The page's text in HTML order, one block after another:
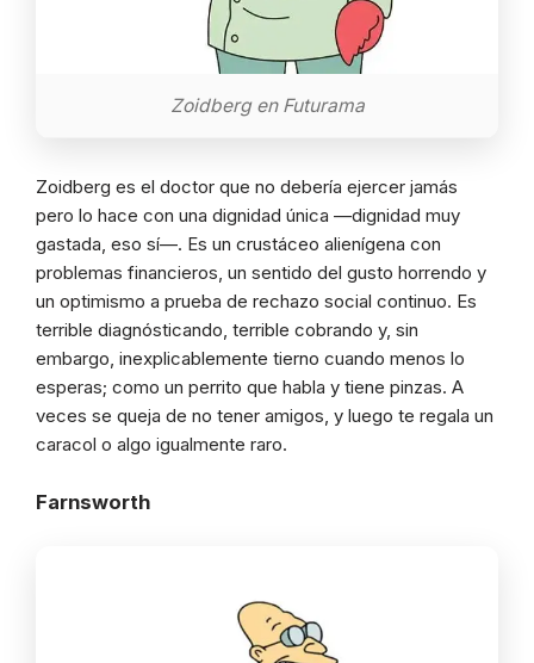
Zoidberg en Futurama
Zoidberg es el doctor que no debería ejercer jamás
pero lo hace con una dignidad única —dignidad muy
gastada, eso sí—. Es un crustáceo alienígena con
problemas financieros, un sentido del gusto horrendo y
un optimismo a prueba de rechazo social continuo. Es
terrible diagnósticando, terrible cobrando y, sin
embargo, inexplicablemente tierno cuando menos lo
esperas; como un perrito que habla y tiene pinzas. A
veces se queja de no tener amigos, y luego te regala un
caracol o algo igualmente raro.
Farnsworth